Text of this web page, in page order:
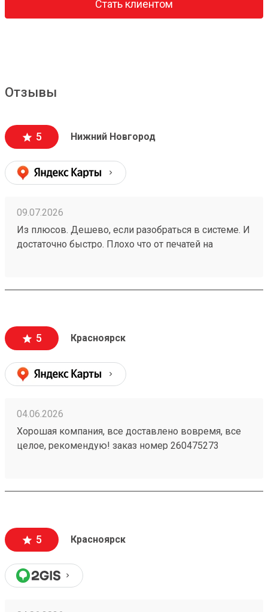
Стать клиентом
Отзывы
5 Нижний Новгород
09.07.2026
Из плюсов. Дешево, если разобраться в системе. И
достаточно быстро. Плохо что от печатей на
5 Красноярск
04.06.2026
Хорошая компания, все доставлено вовремя, все
целое, рекомендую! заказ номер 260475273
5 Красноярск